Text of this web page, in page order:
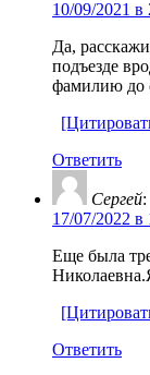
10/09/2021 в
Да,
подъезде
фамилию до
Ответить
Сергей:
17/07/2022 в
Еще была
Ответить